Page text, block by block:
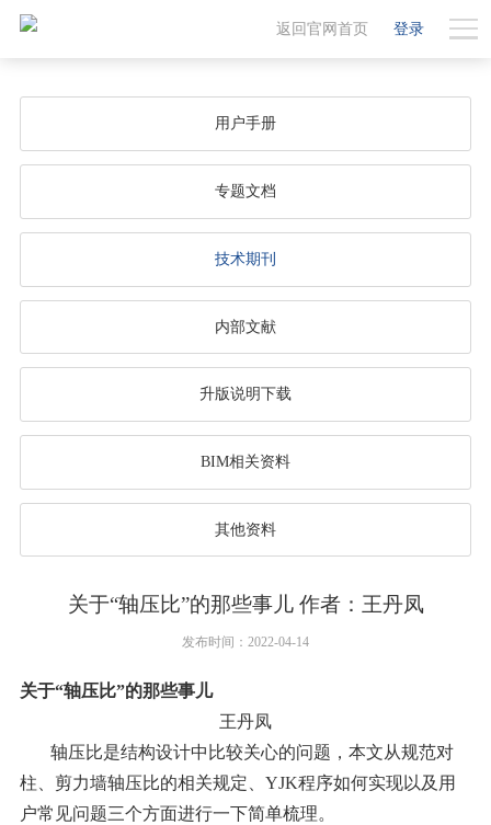
登录
返回官网首页
用户手册
专题文档
技术期刊
内部文献
升版说明下载
BIM相关资料
其他资料
关于“轴压比”的那些事儿 作者：王丹凤
发布时间：2022-04-14
关于“轴压比”的那些事儿
王丹凤
轴压比是结构设计中比较关心的问题，本文从规范对
柱、剪力墙轴压比的相关规定、YJK程序如何实现以及用
户常见问题三个方面进行一下简单梳理。